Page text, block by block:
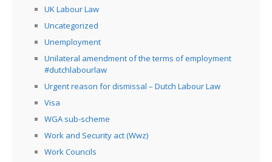
UK Labour Law
Uncategorized
Unemployment
Unilateral amendment of the terms of employment
#dutchlabourlaw
Urgent reason for dismissal – Dutch Labour Law
Visa
WGA sub-scheme
Work and Security act (Wwz)
Work Councils